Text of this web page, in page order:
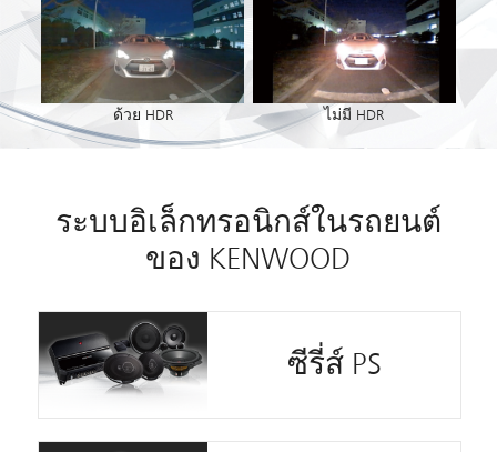
ด้วย HDR ไม่มี HDR
ระบบอิเล็กทรอนิกส์ในรถยนต์
ของ KENWOOD
ซีรี่ส์ PS